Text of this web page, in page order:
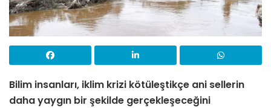
Bilim insanları, iklim krizi kötüleştikçe ani sellerin
daha yaygın bir şekilde gerçekleşeceğini